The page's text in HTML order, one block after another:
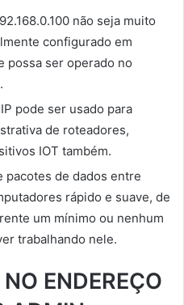
não seja muito
configurado em
possa ser operado no
pode ser usado para
de roteadores,
IOT também.
pacotes de dados entre
rápido e suave, de
um mínimo ou nenhum
trabalhando nele.
ENDEREÇO